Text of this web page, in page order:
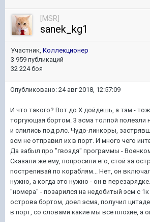
[MSR]
sanek_kg1
Участник, Коллекционер
3 959 публикаций
32 224 боя
Опубликовано: 24 авг 2018, 12:57:09
И что такого? Вот до Х дойдешь, а там -
торгующая бортом. 3 эсма толпой полезли
и слились под рлс. Чудо-линкоры,
эсм не отправил их в порт. И много чего
Да забыл про "гвоздя" программы -
Сказали же ему, попросили его, стой за
постреливай по кораблям... Нет, он
нужно, а когда это нужно - он в
"номера" - позарился на недобитый эсм с
острова бортом, доел эсма, получил
в порт, со словами какие мы все плохие, а